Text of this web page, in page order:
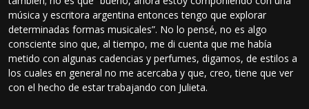
música y escritora argentina entonces tengo que explorar
determinadas formas musicales”. No lo pensé, no es algo
consciente sino que, al tiempo, me di cuenta que me había
metido con algunas cadencias y perfumes, digamos, de estilos a
los cuales en general no me acercaba y que, creo, tiene que ver
con el hecho de estar trabajando con Julieta.